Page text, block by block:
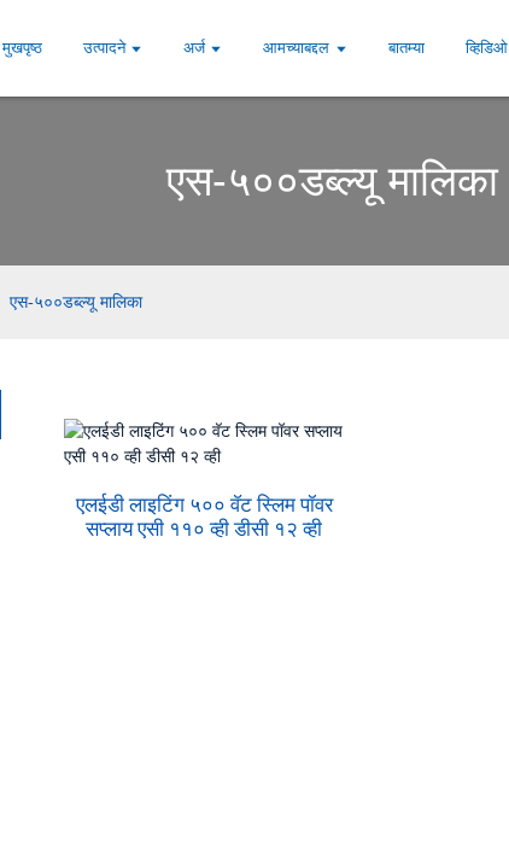
मुखपृष्ठ उत्पादने अर्ज आमच्याबद्दल बातम्या व्हिडिओ
एस-५००डब्ल्यू मालिका
एस-५००डब्ल्यू मालिका
एलईडी लाइटिंग ५०० वॅट स्लिम पॉवर
सप्लाय एसी ११० व्ही डीसी १२ व्ही